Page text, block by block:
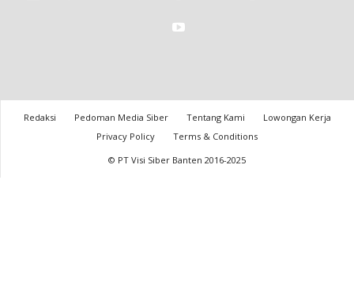
Redaksi Pedoman Media Siber Tentang Kami
Lowongan Kerja
Privacy Policy
Terms & Conditions
© PT Visi Siber Banten 2016-2025